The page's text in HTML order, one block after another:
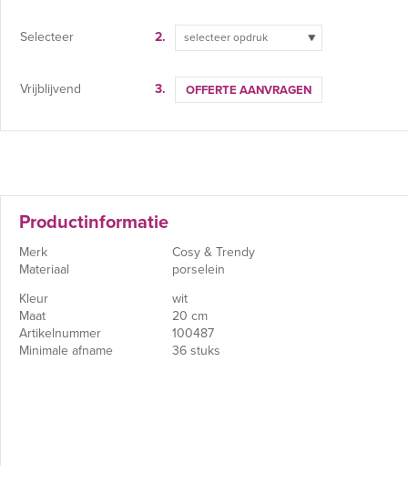
Selecteer 2. selecteer opdruk
Vrijblijvend 3. OFFERTE AANVRAGEN
Productinformatie
Merk
Cosy & Trendy
Materiaal
porselein
Kleur
wit
Maat
20 cm
Artikelnummer
100487
Minimale afname
36 stuks